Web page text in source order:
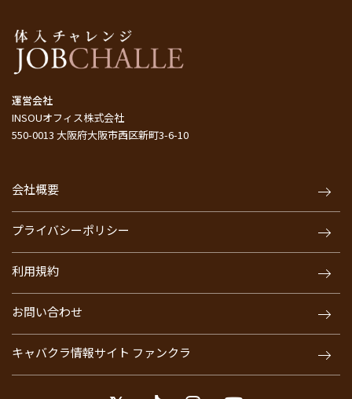
運営会社
INSOUオフィス株式会社
550-0013 大阪府大阪市西区新町3-6-10
会社概要
プライバシーポリシー
利用規約
お問い合わせ
キャバクラ情報サイト ファンクラ